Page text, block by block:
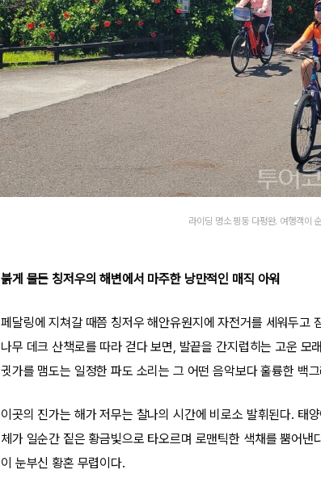
라이딩 명소 핑둥 다펑완. 여행객이
붉게 물든 칭저우의 해변에서 마주한 낭만적인 매직 아워
페달링에 지쳐갈 때쯤 칭저우 해안유원지에 자전거를 세워두고
나무 데크 산책로를 따라 걷다 보면, 발끝을 간지럽히는 고운
귓가를 맴도는 일정한 파도 소리는 그 어떤 음악보다 훌륭한 백
이곳의 진가는 해가 저무는 찰나의 시간에 비로소 발휘된다. 태
체가 일순간 짙은 황금빛으로 타오르며 로맨틱한 색채를 뿜어
이 눈부신 황혼 무렵이다.